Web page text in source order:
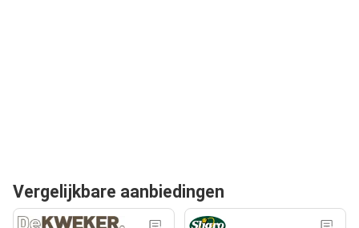
Vergelijkbare aanbiedingen